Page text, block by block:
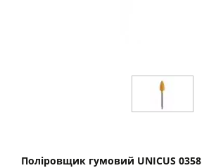
Поліровщик гумовий UNICUS 0358